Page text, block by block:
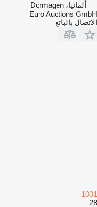
ألمانيا، Dormagen
Euro Auctions GmbH
الاتصال بالبائع
1001
28